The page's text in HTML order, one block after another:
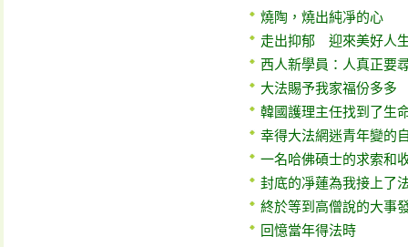
燒陶，燒出純凈的心
走出抑郁 迎來美好人
西人新學員：人真正要
大法賜予我家福份多多
韓國護理主任找到了生
幸得大法網迷青年變的
一名哈佛碩士的求索和
封底的凈蓮為我接上了
終於等到高僧說的大事
回憶當年得法時